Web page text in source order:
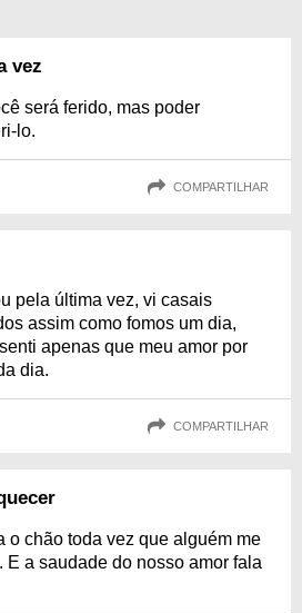
vez
será ferido, mas poder
lo.
COMPARTILHAR
pela última vez, vi casais
assim como fomos um dia,
apenas que meu amor por
dia.
COMPARTILHAR
o chão toda vez que alguém me
E a saudade do nosso amor fala